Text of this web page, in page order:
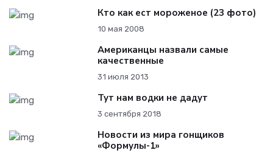
Кто как ест мороженое (23 фото)
10 мая 2008
Американцы назвали самые
качественные
31 июля 2013
Тут нам водки не дадут
3 сентября 2018
Новости из мира гонщиков
«Формулы-1»